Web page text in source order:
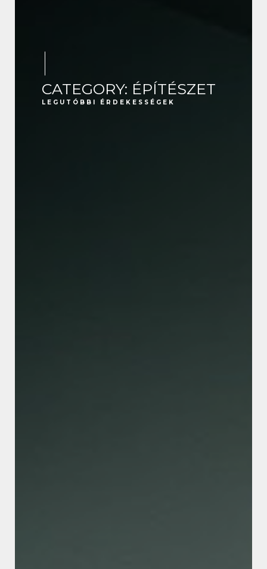
CATEGORY: ÉPÍTÉSZET
LEGUTÓBBI ÉRDEKESSÉGEK